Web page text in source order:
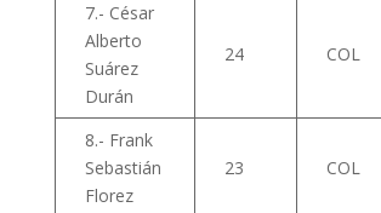
7.- César
Alberto
Suárez
Durán
24 COL
8.- Frank
Sebastián
Florez
23 COL